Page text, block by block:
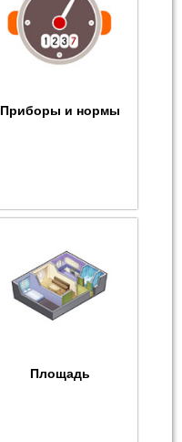
Приборы и нормы
Площадь